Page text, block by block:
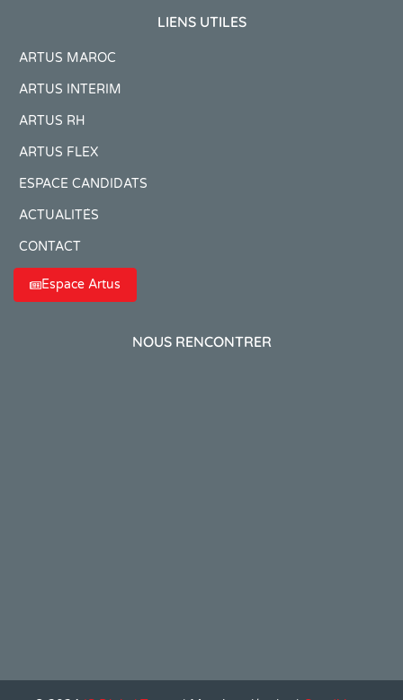
LIENS UTILES
ARTUS MAROC
ARTUS INTERIM
ARTUS RH
ARTUS FLEX
ESPACE CANDIDATS
ACTUALITÉS
CONTACT
Espace Artus
NOUS RENCONTRER